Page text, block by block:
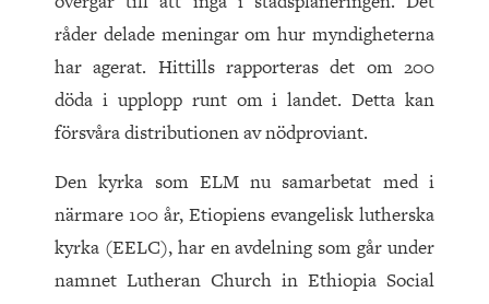
råder delade meningar om hur myndigheterna
har agerat. Hittills rapporteras det om 200
döda i upplopp runt om i landet. Detta kan
försvåra distributionen av nödproviant.
Den kyrka som ELM nu samarbetat med i
närmare 100 år, Etiopiens evangelisk lutherska
kyrka (EELC), har en avdelning som går under
namnet Lutheran Church in Ethiopia Social